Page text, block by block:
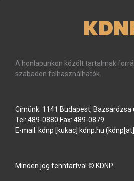
A honlapunkon közölt tartalmak
szabadon felhasználhatók.
Címünk: 1141 Budapest, Bazsarózsa
Tel: 489-0880 Fax: 489-0879
E-mail: kdnp [kukac] kdnp hu
Minden jog fenntartva! © KDNP